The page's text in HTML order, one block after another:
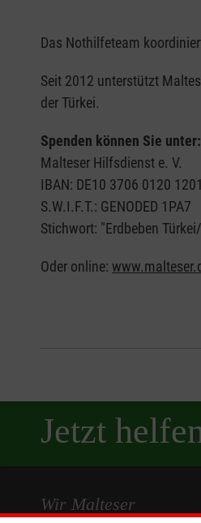
Das Nothilfeteam
Seit 2012 unterstützt
der Türkei.
Spenden können Sie unter:
Malteser Hilfsdienst e. V.
IBAN: DE10 3706 0120
S.W.I.F.T.: GENODED 1PA7
Stichwort: "Erdbeben
Oder online:
Jetzt
Wir Malteser